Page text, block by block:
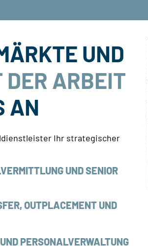
UND
DER ARBEIT
AN
Ihr strategischer
UND SENIOR
OUTPLACEMENT UND
PERSONALVERWALTUNG